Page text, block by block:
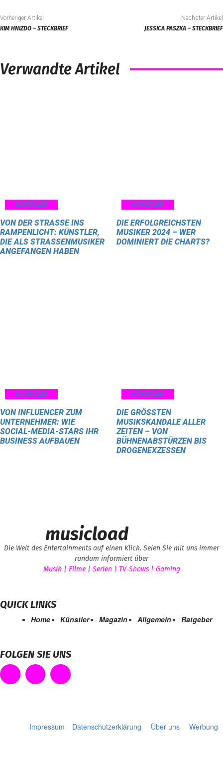
Vorheriger Artikel
KIM HNIZDO – STECKBRIEF
Nächster Artikel
JESSICA PASZKA – STECKBRIEF
Verwandte Artikel
KÜNSTLER
VON DER STRASSE INS R
AMPENLICHT: KÜNSTLER, D
IE ALS STRASSENMUSIKER AN
GEFANGEN HABEN
KÜNSTLER
DIE ERFOLGREICHSTEN
MUSIKER 2024 – WER
DOMINIERT DIE CHARTS?
KÜNSTLER
VON INFLUENCER ZUM
UNTERNEHMER: WIE
SOCIAL-MEDIA-STARS IHR
BUSINESS AUFBAUEN
KÜNSTLER
DIE GRÖSSTEN M
USIKSKANDALE ALLER Z
EITEN – VON B
ÜHNENABSTÜRZEN BIS D
ROGENEXZESSEN
musicload
Die Welt des Entertainments auf einen Klick. Seien Sie mit uns immer
rundum informiert über
Musik | Filme | Serien | TV-Shows | Gaming
QUICK LINKS
Home Künstler Magazin Allgemein Ratgeber
FOLGEN SIE UNS
Impressum Datenschutzerklärung Über uns Werbung